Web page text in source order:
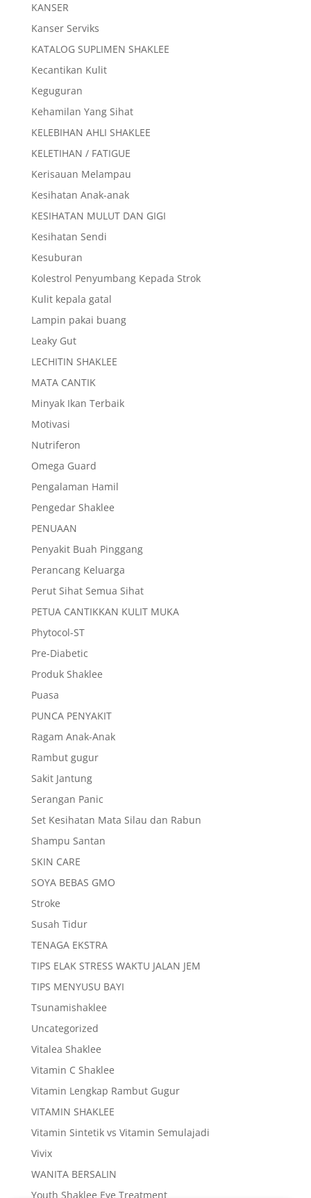
KANSER
Kanser Serviks
KATALOG SUPLIMEN SHAKLEE
Kecantikan Kulit
Keguguran
Kehamilan Yang Sihat
KELEBIHAN AHLI SHAKLEE
KELETIHAN / FATIGUE
Kerisauan Melampau
Kesihatan Anak-anak
KESIHATAN MULUT DAN GIGI
Kesihatan Sendi
Kesuburan
Kolestrol Penyumbang Kepada Strok
Kulit kepala gatal
Lampin pakai buang
Leaky Gut
LECHITIN SHAKLEE
MATA CANTIK
Minyak Ikan Terbaik
Motivasi
Nutriferon
Omega Guard
Pengalaman Hamil
Pengedar Shaklee
PENUAAN
Penyakit Buah Pinggang
Perancang Keluarga
Perut Sihat Semua Sihat
PETUA CANTIKKAN KULIT MUKA
Phytocol-ST
Pre-Diabetic
Produk Shaklee
Puasa
PUNCA PENYAKIT
Ragam Anak-Anak
Rambut gugur
Sakit Jantung
Serangan Panic
Set Kesihatan Mata Silau dan Rabun
Shampu Santan
SKIN CARE
SOYA BEBAS GMO
Stroke
Susah Tidur
TENAGA EKSTRA
TIPS ELAK STRESS WAKTU JALAN JEM
TIPS MENYUSU BAYI
Tsunamishaklee
Uncategorized
Vitalea Shaklee
Vitamin C Shaklee
Vitamin Lengkap Rambut Gugur
VITAMIN SHAKLEE
Vitamin Sintetik vs Vitamin Semulajadi
Vivix
WANITA BERSALIN
Youth Shaklee Eye Treatment